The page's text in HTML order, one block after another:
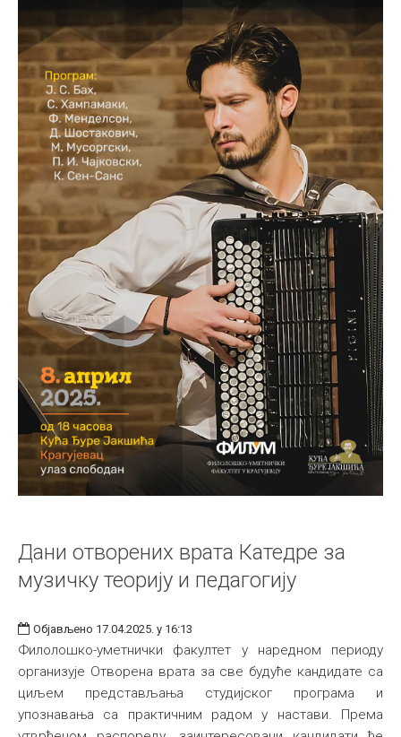
Дани отворених врата Катедре за
музичку теорију и педагогију
Објављено 17.04.2025. у 16:13
Филолошко-уметнички факултет у наредном периоду
организује Отворена врата за све будуће кандидате са
циљем представљања студијског програма и
упознавања са практичним радом у настави. Према